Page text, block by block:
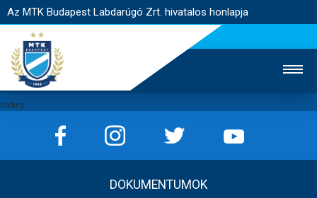
Az MTK Budapest Labdarúgó Zrt. hivatalos honlapja
JEGYÉRTÉKESÍTÉS
WEBSHOP
DOKUMENTUMOK